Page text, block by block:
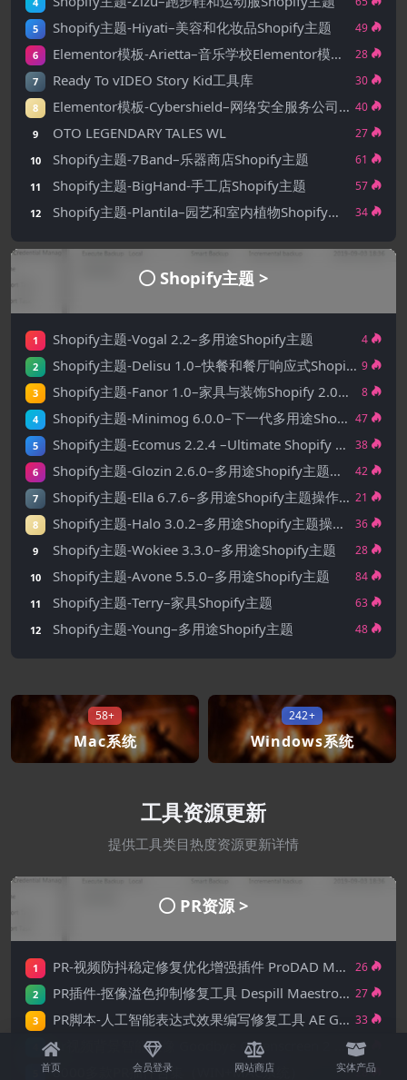
5 Shopify主题-Hiyati–美容和化妆品Shopify主题 49
6 Elementor模板-Arietta–音乐学校Elementor模板套件 28
7 Ready To vIDEO Story Kid工具库 30
8 Elementor模板-Cyber​​shield–网络安全服务公司Elementor模板工具包 40
9 OTO LEGENDARY TALES WL 27
10 Shopify主题-7Band–乐器商店Shopify主题 61
11 Shopify主题-BigHand-手工店Shopify主题 57
12 Shopify主题-Plantila–园艺和室内植物Shopify主题 34
Shopify主题 >
1 Shopify主题-Vogal 2.2–多用途Shopify主题 4
2 Shopify主题-Delisu 1.0–快餐和餐厅响应式Shopify 2.0主题 9
3 Shopify主题-Fanor 1.0–家具与装饰Shopify 2.0主题 8
4 Shopify主题-Minimog 6.0.0–下一代多用途Shopify主题 47
5 Shopify主题-Ecomus 2.2.4 –Ultimate Shopify OS 3.0(主题模块) 38
6 Shopify主题-Glozin 2.6.0–多用途Shopify主题操作系统 2.0 42
7 Shopify主题-Ella 6.7.6–多用途Shopify主题操作系统 2.0 21
8 Shopify主题-Halo 3.0.2–多用途Shopify主题操作系统 2.0 36
9 Shopify主题-Wokiee 3.3.0–多用途Shopify主题 28
10 Shopify主题-Avone 5.5.0–多用途Shopify主题 84
11 Shopify主题-Terry–家具Shopify主题 63
12 Shopify主题-Young–多用途Shopify主题 48
58+
Mac系统
242+
Windows系统
工具资源更新
提供工具类目热度资源更新详情
PR资源 >
1 PR-视频防抖稳定修复优化增强插件 ProDAD Mercalli Pro v6.0.678. 26
2 PR插件-抠像溢色抑制修复工具 Despill Maestro v1.0.1 Win 27
3 PR脚本-人工智能表达式效果编写修复工具 AE GPT V1.1.0 33
Pr视频背景智能抠像 Goodbye Greenscreen 2 2.3.45 24
8000多款PR插件合集（WIN+MAC系统） 28
首页 会员登录 网站商店 实体产品